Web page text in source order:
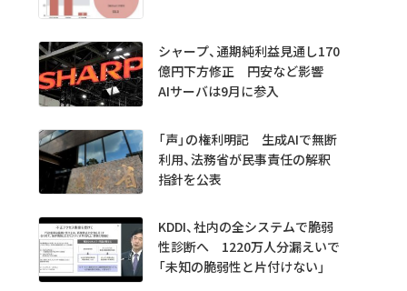
シャープ、通期純利益見通し170
億円下方修正 円安など影響
AIサーバは9月に参入
「声」の権利明記 生成AIで無断
利用、法務省が民事責任の解釈
指針を公表
KDDI、社内の全システムで脆弱
性診断へ 1220万人分漏えいで
「未知の脆弱性と片付けない」